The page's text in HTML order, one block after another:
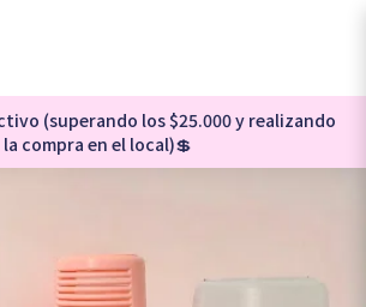
(superando los $25.000 y realizando
la compra en el local)💲